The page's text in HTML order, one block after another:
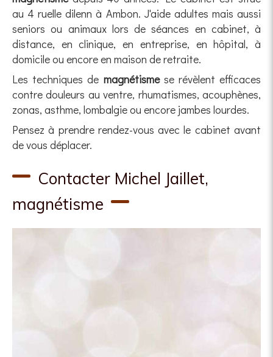
au 4 ruelle dilenn à Ambon. J'aide adultes mais aussi
seniors ou animaux lors de séances en cabinet, à
distance, en clinique, en entreprise, en hôpital, à
domicile ou encore en maison de retraite.
Les techniques de magnétismese révèlent efficaces
contre douleurs au ventre, rhumatismes, acouphènes,
zonas, asthme, lombalgie ou encore jambes lourdes.
Pensez à prendre rendez-vous avec le cabinet avant
de vous déplacer.
Contacter Michel Jaillet,
magnétisme